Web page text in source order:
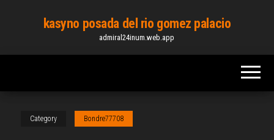
content
kasyno posada del rio gomez palacio
admiral24inum.web.app
Category Bondre77708